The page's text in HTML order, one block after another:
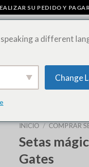
SU PEDIDO Y
CON SETAS
MALAS HIERBAS
INICIO / COMPRAR
Setas
Gates
a different
Change